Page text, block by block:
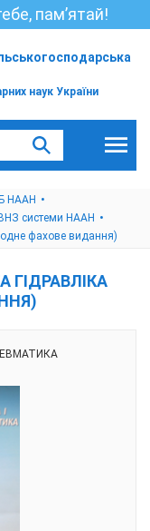
пам’ятай!
наук України
НААН
системи НААН
фахове видання)